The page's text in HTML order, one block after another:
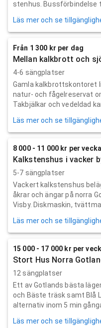
stenhus. Bussförbindelse
Läs mer och se
Från 1 300 kr per dag
Mellan kalkbrott och
4-6 sängplatser
Gamla kalkbrottskontoret
natur- och fågelreservat
Takbjälkar och vedeldad
Läs mer och se
8 000 - 11 000 kr per vecka
Kalkstenshus i vacker
5-7 sängplatser
Vackert kalkstenshus
åkrar och ängar på norra
Visby. Diskmaskin,
Läs mer och se
15 000 - 17 000 kr per
Stort Hus Norra
12 sängplatser
Ett av Gotlands bästa
och Bäste träsk samt Blå
alternativ inom 5 min
Läs mer och se